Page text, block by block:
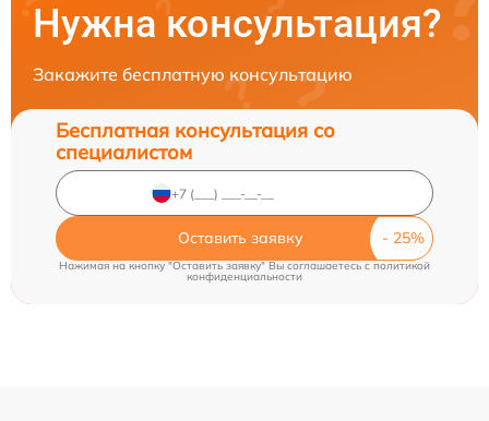
Нужна консультация?
Закажите бесплатную консультацию
Бесплатная консультация со
специалистом
Оставить заявку
Нажимая на кнопку "Оставить заявку" Вы соглашаетесь cполитикой
конфиденциальности